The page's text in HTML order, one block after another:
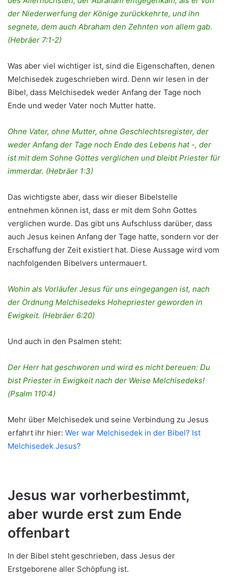
der Niederwerfung der Könige zurückkehrte, und ihn
segnete, dem auch Abraham den Zehnten von allem gab.
(Hebräer 7:1-2)
Was aber viel wichtiger ist, sind die Eigenschaften, denen
Melchisedek zugeschrieben wird. Denn wir lesen in der
Bibel, dass Melchisedek weder Anfang der Tage noch
Ende und weder Vater noch Mutter hatte.
Ohne Vater, ohne Mutter, ohne Geschlechtsregister, der
weder Anfang der Tage noch Ende des Lebens hat -, der
ist mit dem Sohne Gottes verglichen und bleibt Priester für
immerdar. (Hebräer 1:3)
Das wichtigste aber, dass wir dieser Bibelstelle
entnehmen können ist, dass er mit dem Sohn Gottes
verglichen wurde. Das gibt uns Aufschluss darüber, dass
auch Jesus keinen Anfang der Tage hatte, sondern vor der
Erschaffung der Zeit existiert hat. Diese Aussage wird vom
nachfolgenden Bibelvers untermauert.
Wohin als Vorläufer Jesus für uns eingegangen ist, nach
der Ordnung Melchisedeks Hohepriester geworden in
Ewigkeit. (Hebräer 6:20)
Und auch in den Psalmen steht:
Der Herr hat geschworen und wird es nicht bereuen: Du
bist Priester in Ewigkeit nach der Weise Melchisedeks!
(Psalm 110:4)
Mehr über Melchisedek und seine Verbindung zu Jesus
erfahrt ihr hier: Wer war Melchisedek in der Bibel? Ist
Melchisedek Jesus?
Jesus war vorherbestimmt,
aber wurde erst zum Ende
offenbart
In der Bibel steht geschrieben, dass Jesus der
Erstgeborene aller Schöpfung ist.